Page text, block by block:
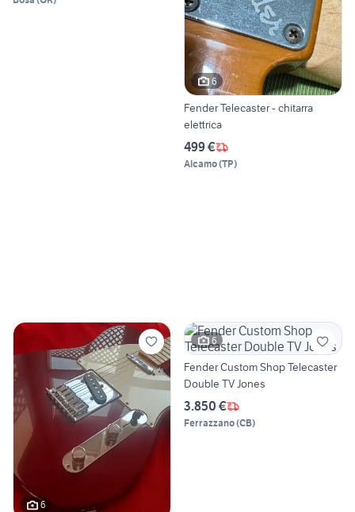
6
Fender Telecaster - chitarra
elettrica
499 €
Alcamo(TP)
6
6
Fender Custom Shop Telecaster
Double TV Jones
3.850 €
Ferrazzano(CB)